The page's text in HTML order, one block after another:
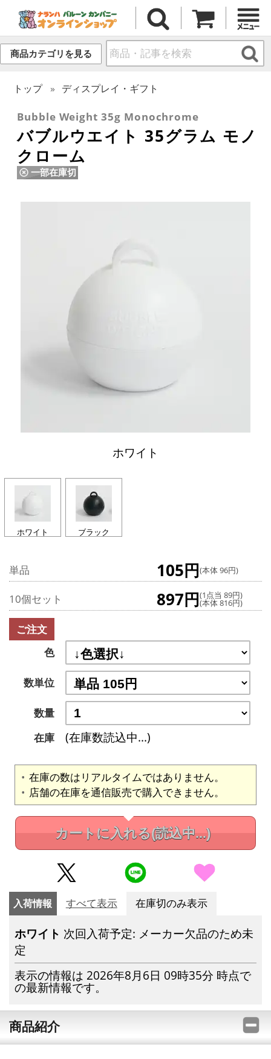
商品カテゴリを見る
トップ ディスプレイ・ギフト
Bubble Weight 35g Monochrome
バブルウエイト 35グラム モノ
クローム
一部在庫切
ホワイト
ホワイト ブラック
単品 105円(本体 96円)
10個セット 897円(1点当 89円)
(本体 816円)
ご注文
色
数単位
数量
在庫
(在庫数読込中...)
在庫の数はリアルタイムではありません。
店舗の在庫を通信販売で購入できません。
カートに入れる(読込中...)
入荷情報 すべて表示 在庫切のみ表示
ホワイト 次回入荷予定: メーカー欠品のため未
定
表示の情報は 2026年8月6日 09時35分 時点で
の最新情報です。
商品紹介